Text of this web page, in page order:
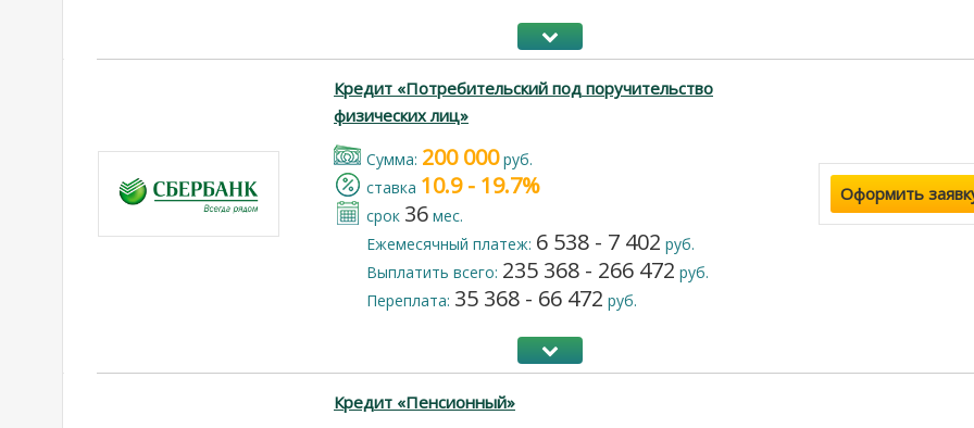
Кредит «Потребительский под поручительство
физических лиц»
Cумма: 200 000руб.
cтавка 10.9 - 19.7%
срок 36 мес.
Ежемесячный платеж: 6 538 - 7 402 руб.
Выплатить всего: 235 368 - 266 472 руб.
Переплата: 35 368 - 66 472 руб.
Оформить
Кредит «Пенсионный»